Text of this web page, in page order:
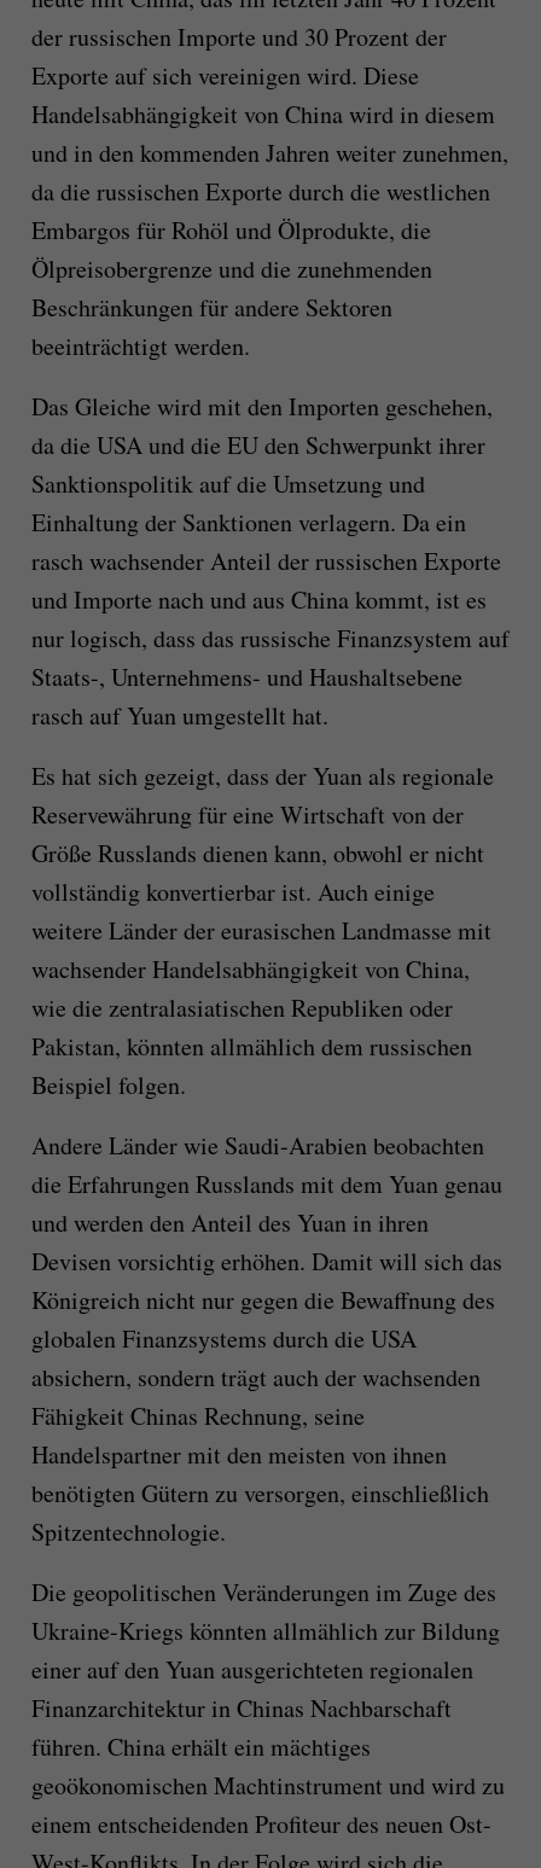
der russischen Importe und 30 Prozent der
Exporte auf sich vereinigen wird. Diese
Handelsabhängigkeit von China wird in diesem
und in den kommenden Jahren weiter zunehmen,
da die russischen Exporte durch die westlichen
Embargos für Rohöl und Ölprodukte, die
Ölpreisobergrenze und die zunehmenden
Beschränkungen für andere Sektoren
beeinträchtigt werden.
Das Gleiche wird mit den Importen geschehen,
da die USA und die EU den Schwerpunkt ihrer
Sanktionspolitik auf die Umsetzung und
Einhaltung der Sanktionen verlagern. Da ein
rasch wachsender Anteil der russischen Exporte
und Importe nach und aus China kommt, ist es
nur logisch, dass das russische Finanzsystem auf
Staats-, Unternehmens- und Haushaltsebene
rasch auf Yuan umgestellt hat.
Es hat sich gezeigt, dass der Yuan als regionale
Reservewährung für eine Wirtschaft von der
Größe Russlands dienen kann, obwohl er nicht
vollständig konvertierbar ist. Auch einige
weitere Länder der eurasischen Landmasse mit
wachsender Handelsabhängigkeit von China,
wie die zentralasiatischen Republiken oder
Pakistan, könnten allmählich dem russischen
Beispiel folgen.
Andere Länder wie Saudi-Arabien beobachten
die Erfahrungen Russlands mit dem Yuan genau
und werden den Anteil des Yuan in ihren
Devisen vorsichtig erhöhen. Damit will sich das
Königreich nicht nur gegen die Bewaffnung des
globalen Finanzsystems durch die USA
absichern, sondern trägt auch der wachsenden
Fähigkeit Chinas Rechnung, seine
Handelspartner mit den meisten von ihnen
benötigten Gütern zu versorgen, einschließlich
Spitzentechnologie.
Die geopolitischen Veränderungen im Zuge des
Ukraine-Kriegs könnten allmählich zur Bildung
einer auf den Yuan ausgerichteten regionalen
Finanzarchitektur in Chinas Nachbarschaft
führen. China erhält ein mächtiges
geoökonomischen Machtinstrument und wird zu
einem entscheidenden Profiteur des neuen Ost-